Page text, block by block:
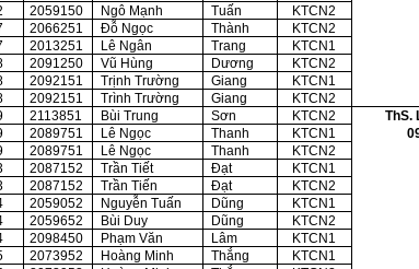
2059150 Ngô Mạnh Tuấn
KTCN2
2066251 Đỗ Ngọc Thành
KTCN2
2013251 Lê Ngân Trang
KTCN1
2091250 Vũ Hùng Dương
KTCN2
2092151 Trịnh Trường Giang
KTCN1
2092151 Trình Trường Giang
KTCN2
2113851 Bùi Trung Sơn KTCN2
ThS.
2089751 Lê Ngọc Thanh
KTCN1
2089751 Lê Ngọc Thanh
KTCN2
2087152 Trần Tiết Đạt
KTCN1
2087152 Trần Tiến Đạt
KTCN2
2059052 Nguyễn Tuấn Dũng
KTCN1
2059652 Bùi Duy Dũng
KTCN2
2098450 Phạm Văn Lâm
KTCN1
2073952 Hoàng Minh Thắng
KTCN1